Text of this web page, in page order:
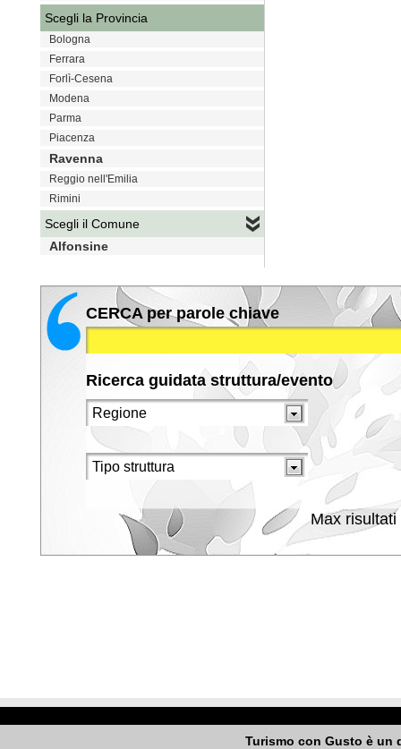
Scegli la Provincia
Bologna
Ferrara
Forlì-Cesena
Modena
Parma
Piacenza
Ravenna
Reggio nell'Emilia
Rimini
Scegli il Comune
Alfonsine
CERCA per parole chiave
Ricerca guidata struttura/evento
Max risultati
Turismo con Gusto è un